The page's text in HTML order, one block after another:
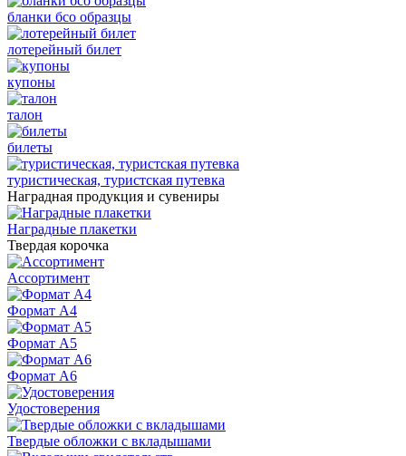
бланки бсо образцы
лотерейный билет
купоны
талон
билеты
туристическая, туристская путевка
Наградная продукция и сувениры
Наградные плакетки
Твердая корочка
Ассортимент
Формат А4
Формат А5
Формат А6
Удостоверения
Твердые обложки с вкладышами